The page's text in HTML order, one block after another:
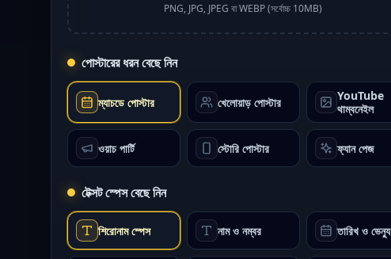
PNG, JPG, JPEG বা WEBP (সর্বোচ্চ 10MB)
পোস্টারের ধরন বেছে নিন
ম্যাচডে পোস্টার খেলোয়াড় পোস্টার
YouTube
থাম্বনেইল
ওয়াচ পার্টি স্টোরি পোস্টার ফ্যান পেজ
টেক্সট স্পেস বেছে নিন
শিরোনাম স্পেস নাম ও নম্বর তারিখ ও ভেন্যু